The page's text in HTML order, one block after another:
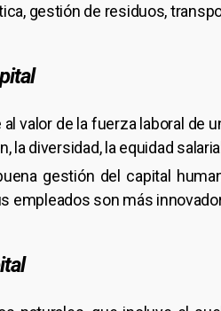
gestión de residuos,
al valor de la fuerza laboral
la diversidad, la equidad
gestión del capital
empleados son más